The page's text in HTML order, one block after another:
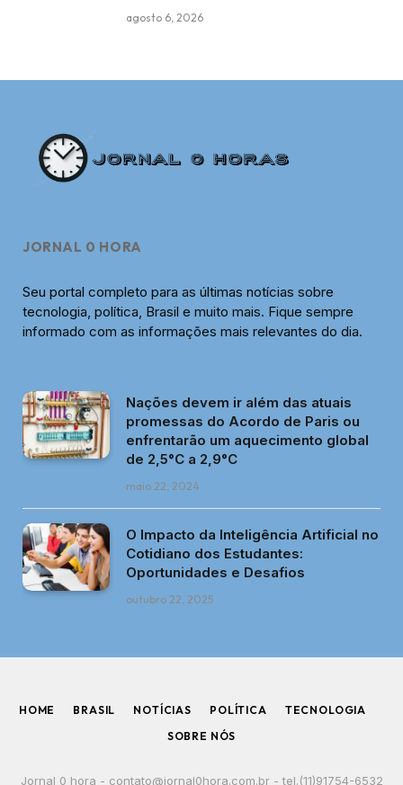
agosto 6, 2026
JORNAL 0 HORA
Seu portal completo para as últimas notícias sobre
tecnologia, política, Brasil e muito mais. Fique sempre
informado com as informações mais relevantes do dia.
Nações devem ir além das atuais
promessas do Acordo de Paris ou
enfrentarão um aquecimento global
de 2,5°C a 2,9°C
maio 22, 2024
O Impacto da Inteligência Artificial no
Cotidiano dos Estudantes:
Oportunidades e Desafios
outubro 22, 2025
HOME BRASIL NOTÍCIAS POLÍTICA
TECNOLOGIA
SOBRE NÓS
Jornal 0 hora - contato@jornal0hora.com.br- tel.(11)91754-6532